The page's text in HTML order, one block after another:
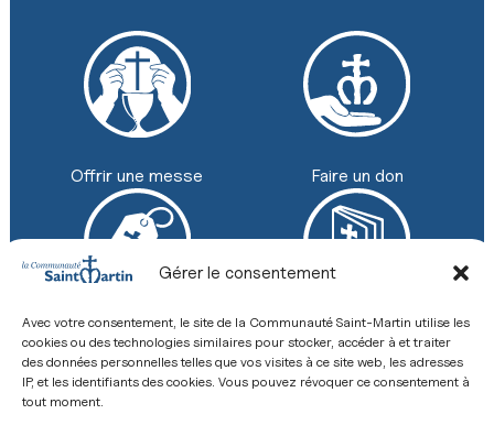
Gérer le consentement
Avec votre consentement, le site de la Communauté Saint-Martin utilise les
cookies ou des technologies similaires pour stocker, accéder à et traiter
des données personnelles telles que vos visites à ce site web, les adresses
IP, et les identifiants des cookies. Vous pouvez révoquer ce consentement à
tout moment.
Offrir une messe Faire un don
Boutique Revue
+33 (0) 2 43 26 12 00
8 Place de la Basilique, 53600 ÉvronContact